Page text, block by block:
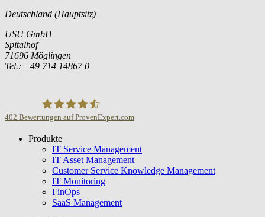
Deutschland (Hauptsitz)
USU GmbH
Spitalhof
71696 Möglingen
Tel.: +49 714 14867 0
USU GmbH
402 Bewertungen auf ProvenExpert.com
Produkte
IT Service Management
IT Asset Management
Customer Service Knowledge Management
IT Monitoring
FinOps
SaaS Management